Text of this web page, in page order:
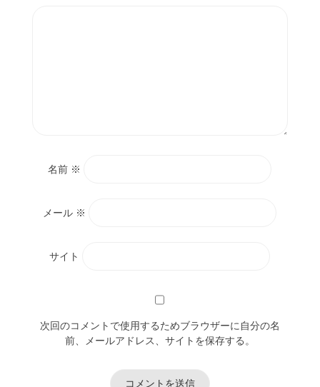
名前 ※
メール ※
サイト
次回のコメントで使用するためブラウザーに自分の名
前、メールアドレス、サイトを保存する。